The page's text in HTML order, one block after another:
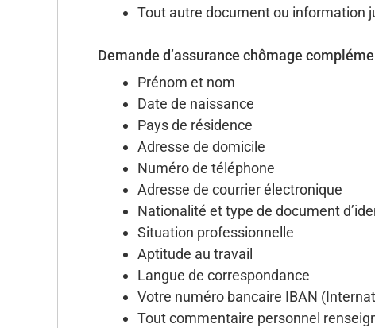
Tout autre document ou information
Demande d’assurance chômage
Prénom et nom
Date de naissance
Pays de résidence
Adresse de domicile
Numéro de téléphone
Adresse de courrier électronique
Nationalité et type de document
Situation professionnelle
Aptitude au travail
Langue de correspondance
Votre numéro bancaire IBAN
Tout commentaire personnel